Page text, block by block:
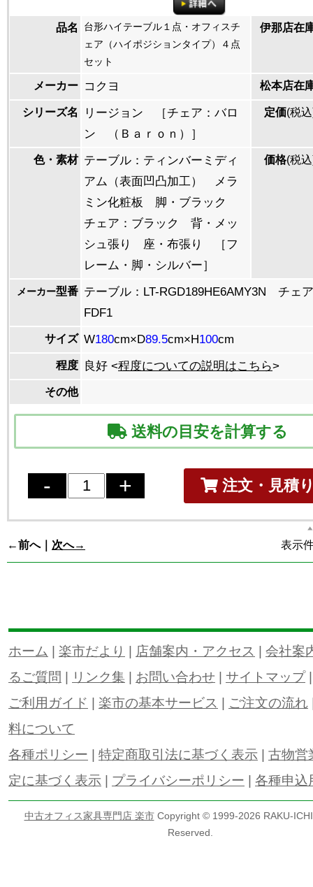
品名
台形ハイテーブル１点・オフィスチ
ェア（ハイポジションタイプ）４点
セット
伊那店在
メーカー コクヨ 松本店在
シリーズ名
リージョン ［チェア：バロ
ン （Ｂａｒｏｎ）］
定価(税
色・素材 テーブル：ティンバーミディ
アム（表面凹凸加工） メラ
ミン化粧板 脚・ブラック
チェア：ブラック 背・メッ
シュ張り 座・布張り ［フ
レーム・脚・シルバー］
価格(税
メーカー型番 テーブル：LT-RGD189HE6AMY3N チェ
FDF1
サイズ W180cm×D89.5cm×H100cm
程度 良好 <程度についての説明はこちら>
その他
送料の目安を計算する
注文・見積
←前へ｜ 次へ→ 表示
ホーム | 楽市だより | 店舗案内・アクセス | 会社案
るご質問 | リンク集 | お問い合わせ | サイトマップ
ご利用ガイド | 楽市の基本サービス | ご注文の流れ
料について
各種ポリシー | 特定商取引法に基づく表示 | 古物営
定に基づく表示 | プライバシーポリシー | 各種申込
中古オフィス家具専門店 楽市Copyright © 1999-2026 RAKU-
Reserved.